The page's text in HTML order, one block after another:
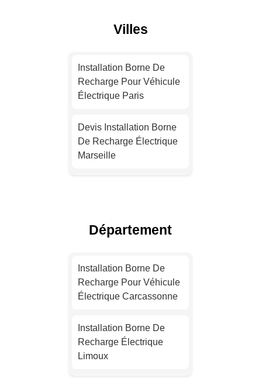
Villes
Installation Borne De
Recharge Pour Véhicule
Électrique Paris
Devis Installation Borne
De Recharge Électrique
Marseille
Toulouse
Électrique Nice
Département
Installation Borne De
Recharge Pour Véhicule
Électrique Carcassonne
Installation Borne De
Recharge Électrique
Limoux